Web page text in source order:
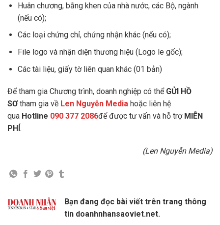
Huân chương, bằng khen của nhà nước, các Bộ, ngành
(nếu có);
Các loại chứng chỉ, chứng nhận khác (nếu có);
File logo và nhận diện thương hiệu (Logo le gốc);
Các tài liệu, giấy tờ liên quan khác (01 bản)
Để tham gia Chương trình, doanh nghiệp có thể GỬI HỒ
SƠtham gia về Len Nguyễn Media hoặc liên hệ
qua Hotline 090 377 2086để được tư vấn và hỗ trợ MIỄN
PHÍ .
(Len Nguyễn Media)
Bạn đang đọc bài viết trên trang thông
tin doanhnhansaoviet.net.